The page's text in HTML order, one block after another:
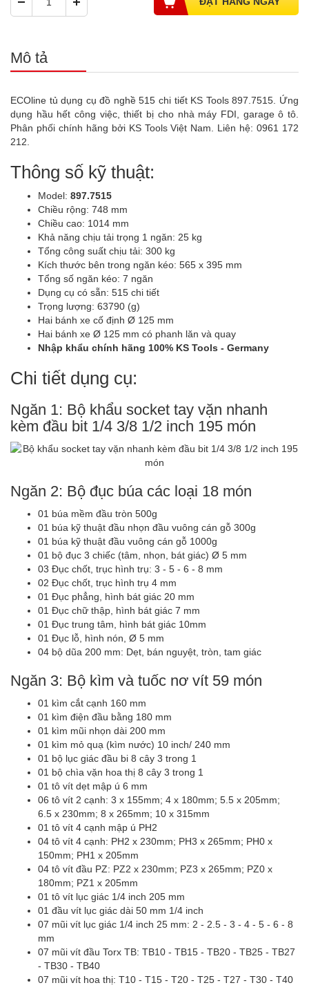
Mô tả
ECOline tủ dụng cụ đồ nghề 515 chi tiết KS Tools 897.7515. Ứng
dụng hầu hết công việc, thiết bị cho nhà máy FDI, garage ô tô.
Phân phối chính hãng bởi KS Tools Việt Nam. Liên hệ: 0961 172
212.
Thông số kỹ thuật:
Model: 897.7515
Chiều rộng: 748 mm
Chiều cao: 1014 mm
Khả năng chịu tải trọng 1 ngăn: 25 kg
Tổng công suất chịu tải: 300 kg
Kích thước bên trong ngăn kéo: 565 x 395 mm
Tổng số ngăn kéo: 7 ngăn
Dụng cụ có sẵn: 515 chi tiết
Trọng lượng: 63790 (g)
Hai bánh xe cố định Ø 125 mm
Hai bánh xe Ø 125 mm có phanh lăn và quay
Nhập khẩu chính hãng 100% KS Tools - Germany
Chi tiết dụng cụ:
Ngăn 1: Bộ khẩu socket tay vặn nhanh
kèm đầu bit 1/4 3/8 1/2 inch 195 món
Ngăn 2: Bộ đục búa các loại 18 món
01 búa mềm đầu tròn 500g
01 búa kỹ thuật đầu nhọn đầu vuông cán gỗ 300g
01 búa kỹ thuật đầu vuông cán gỗ 1000g
01 bộ đục 3 chiếc (tâm, nhọn, bát giác) Ø 5 mm
03 Đục chốt, trục hình trụ: 3 - 5 - 6 - 8 mm
02 Đục chốt, trục hình trụ 4 mm
01 Đục phẳng, hình bát giác 20 mm
01 Đục chữ thập, hình bát giác 7 mm
01 Đục trung tâm, hình bát giác 10mm
01 Đục lỗ, hình nón, Ø 5 mm
04 bộ dũa 200 mm: Dẹt, bán nguyệt, tròn, tam giác
Ngăn 3: Bộ kìm và tuốc nơ vít 59 món
01 kìm cắt cạnh 160 mm
01 kìm điện đầu bằng 180 mm
01 kìm mũi nhọn dài 200 mm
01 kìm mỏ quạ (kìm nước) 10 inch/ 240 mm
01 bộ lục giác đầu bi 8 cây 3 trong 1
01 bộ chìa vặn hoa thị 8 cây 3 trong 1
01 tô vít dẹt mập ú 6 mm
06 tô vít 2 cạnh: 3 x 155mm; 4 x 180mm; 5.5 x 205mm;
6.5 x 230mm; 8 x 265mm; 10 x 315mm
01 tô vít 4 cạnh mập ú PH2
04 tô vít 4 cạnh: PH2 x 230mm; PH3 x 265mm; PH0 x
150mm; PH1 x 205mm
04 tô vít đầu PZ: PZ2 x 230mm; PZ3 x 265mm; PZ0 x
180mm; PZ1 x 205mm
01 tô vít lục giác 1/4 inch 205 mm
01 đầu vít lục giác dài 50 mm 1/4 inch
07 mũi vít lục giác 1/4 inch 25 mm: 2 - 2.5 - 3 - 4 - 5 - 6 - 8
mm
07 mũi vít đầu Torx TB: TB10 - TB15 - TB20 - TB25 - TB27
- TB30 - TB40
07 mũi vít hoa thị: T10 - T15 - T20 - T25 - T27 - T30 - T40